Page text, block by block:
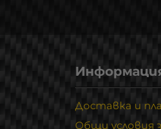
Доставка и
Общи условия